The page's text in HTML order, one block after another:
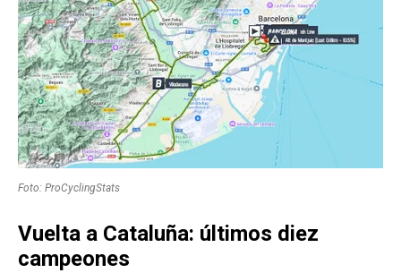
Foto: ProCyclingStats
Vuelta a Cataluña: últimos diez
campeones